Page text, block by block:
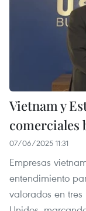
Vietnam y
comerciales
07/06/2025 11:31
Empresas
entendimiento
valorados en